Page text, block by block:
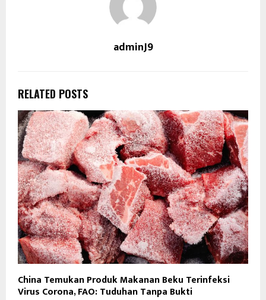
adminJ9
RELATED POSTS
China Temukan Produk Makanan Beku Terinfeksi
Virus Corona, FAO: Tuduhan Tanpa Bukti